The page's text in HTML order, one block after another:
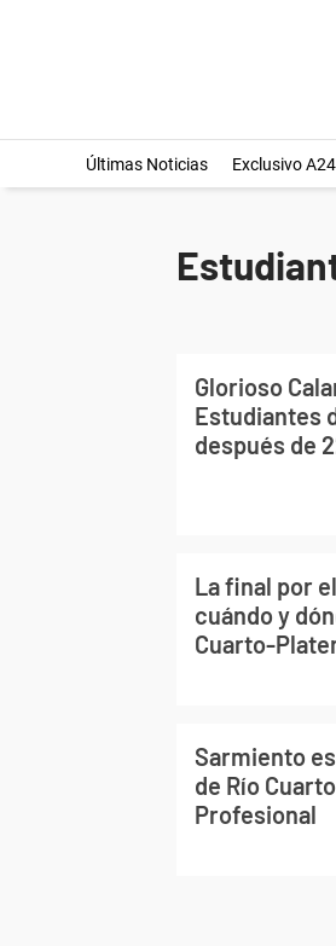
Últimas Noticias Exclusivo A24
Glorioso
Estudiantes
después de
La final por
cuándo y
Cuarto-
Sarmiento
de Río
Profesional